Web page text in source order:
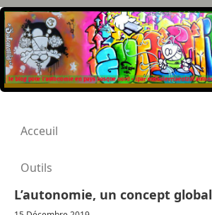
Acceuil
Outils
L’autonomie, un concept global